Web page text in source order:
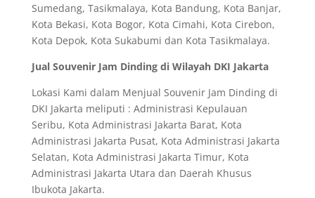
Sumedang, Tasikmalaya, Kota Bandung, Kota Banjar,
Kota Bekasi, Kota Bogor, Kota Cimahi, Kota Cirebon,
Kota Depok, Kota Sukabumi dan Kota Tasikmalaya.
Jual Souvenir Jam Dinding di Wilayah DKI Jakarta
Lokasi Kami dalam Menjual Souvenir Jam Dinding di
DKI Jakarta meliputi : Administrasi Kepulauan
Seribu, Kota Administrasi Jakarta Barat, Kota
Administrasi Jakarta Pusat, Kota Administrasi Jakarta
Selatan, Kota Administrasi Jakarta Timur, Kota
Administrasi Jakarta Utara dan Daerah Khusus
Ibukota Jakarta.